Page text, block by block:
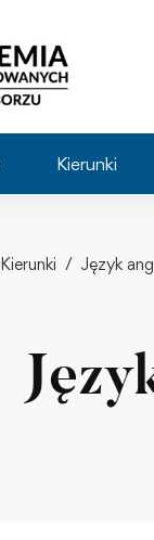
Kierunki
Kierunki Język